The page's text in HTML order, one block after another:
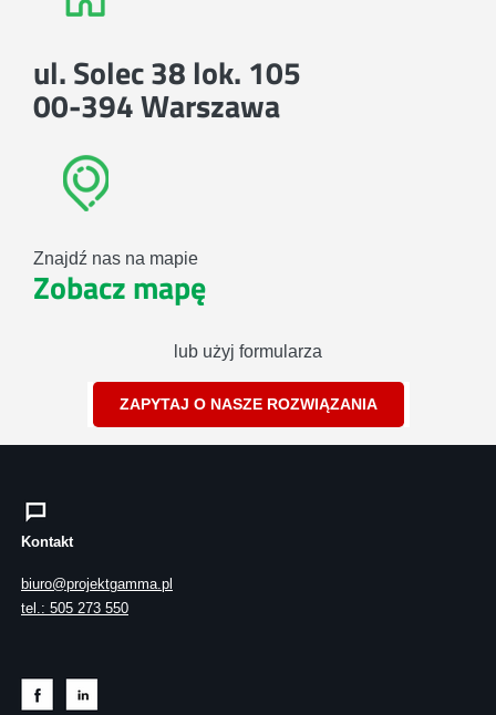
ul. Solec 38 lok. 105
00-394 Warszawa
Znajdź nas na mapie
Zobacz mapę
lub użyj formularza
ZAPYTAJ O NASZE ROZWIĄZANIA
Kontakt
biuro@projektgamma.pl
tel.: 505 273 550